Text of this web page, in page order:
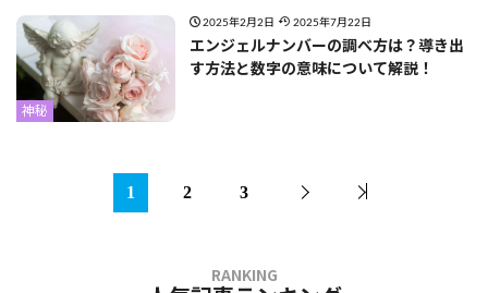
神秘
2025年2月2日 2025年7月22日
エンジェルナンバーの調べ方は？導き出
す方法と数字の意味について解説！
1 2 3